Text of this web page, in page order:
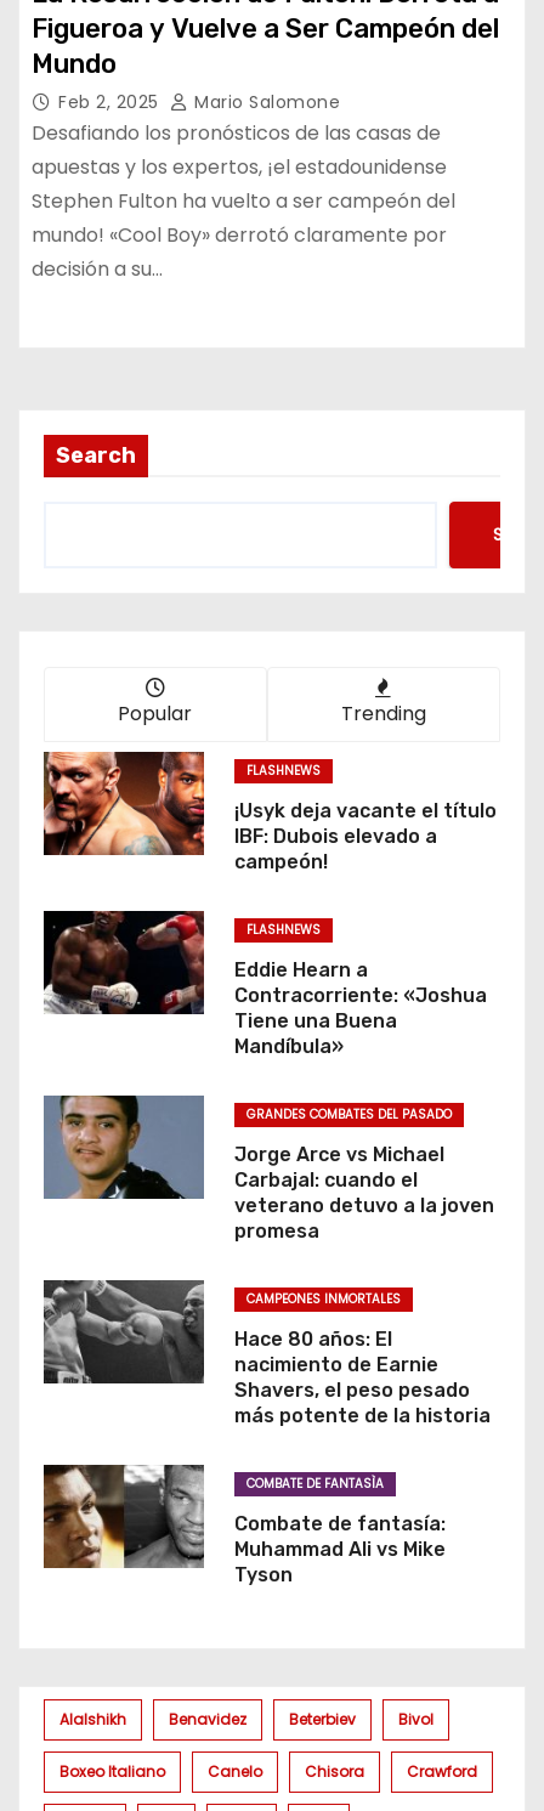
Figueroa y Vuelve a Ser Campeón del
Mundo
Feb 2, 2025 Mario Salomone
Desafiando los pronósticos de las casas de
apuestas y los expertos, ¡el estadounidense
Stephen Fulton ha vuelto a ser campeón del
mundo! «Cool Boy» derrotó claramente por
decisión a su…
Search
Popular Trending
FLASHNEWS
¡Usyk deja vacante el título
IBF: Dubois elevado a
campeón!
FLASHNEWS
Eddie Hearn a
Contracorriente: «Joshua
Tiene una Buena
Mandíbula»
GRANDES COMBATES DEL PASADO
Jorge Arce vs Michael
Carbajal: cuando el
veterano detuvo a la joven
promesa
CAMPEONES INMORTALES
Hace 80 años: El
nacimiento de Earnie
Shavers, el peso pesado
más potente de la historia
COMBATE DE FANTASÌA
Combate de fantasía:
Muhammad Ali vs Mike
Tyson
Alalshikh Benavidez Beterbiev Bivol
Boxeo Italiano Canelo Chisora Crawford